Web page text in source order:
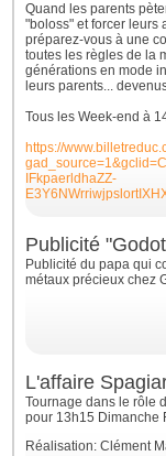
Quand les parents
"boloss" et forcer leurs
préparez-vous à une
toutes les règles de la
générations en mode
leurs parents...
Tous les Week-end à
https://
IFkpaerldhaZZ-
Publicité
Publicité du papa qui
métaux précieux chez
L'affaire
Tournage dans le rôle
pour 13h15 Dimanche
Réalisation: Clément